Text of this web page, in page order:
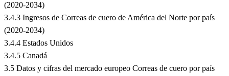
(2020-2034)
3.4.3 Ingresos de Correas de cuero de América del Norte por país
(2020-2034)
3.4.4 Estados Unidos
3.4.5 Canadá
3.5 Datos y cifras del mercado europeo Correas de cuero por país